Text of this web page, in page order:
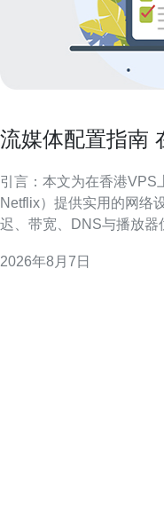
流媒体配置指南
引言：本文为在香港VPS
Netflix）提供实用的网络
迟、带宽、DNS与播放器
VPS作为流媒体节点 香港地理位置优越，国际出口链
2026年8月7日